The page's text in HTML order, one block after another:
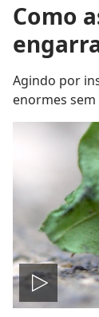
Como
Agindo por
enormes